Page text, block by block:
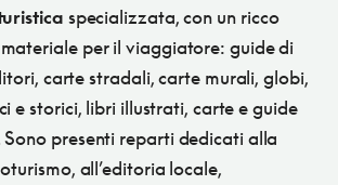
specializzata, con un ricco
per il viaggiatore: guide di
carte stradali, carte murali, globi,
e storici, libri illustrati, carte e guide
Sono presenti reparti dedicati alla
all’editoria locale,